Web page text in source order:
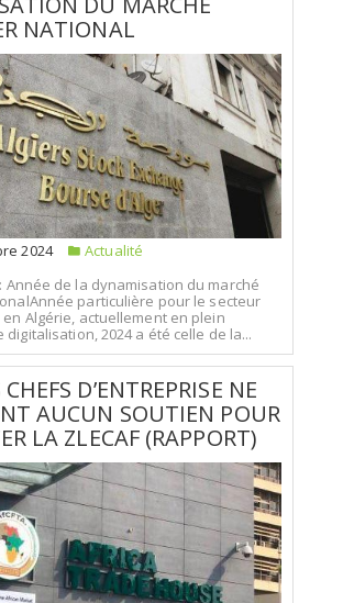
NATIONAL
2024
Actualité
Année de la dynamisation du marché
particulière pour le secteur
Algérie, actuellement en plein
digitalisation, 2024 a été celle de la...
D’ENTREPRISE NE
AUCUN SOUTIEN POUR
LA ZLECAF (RAPPORT)